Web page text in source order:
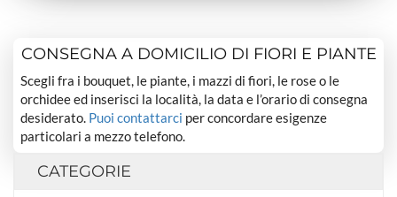
CONSEGNA A DOMICILIO DI FIORI E PIANTE
Scegli fra i bouquet, le piante, i mazzi di fiori, le rose o le
orchidee ed inserisci la località, la data e l’orario di consegna
desiderato. Puoi contattarci per concordare esigenze
particolari a mezzo telefono.
CATEGORIE